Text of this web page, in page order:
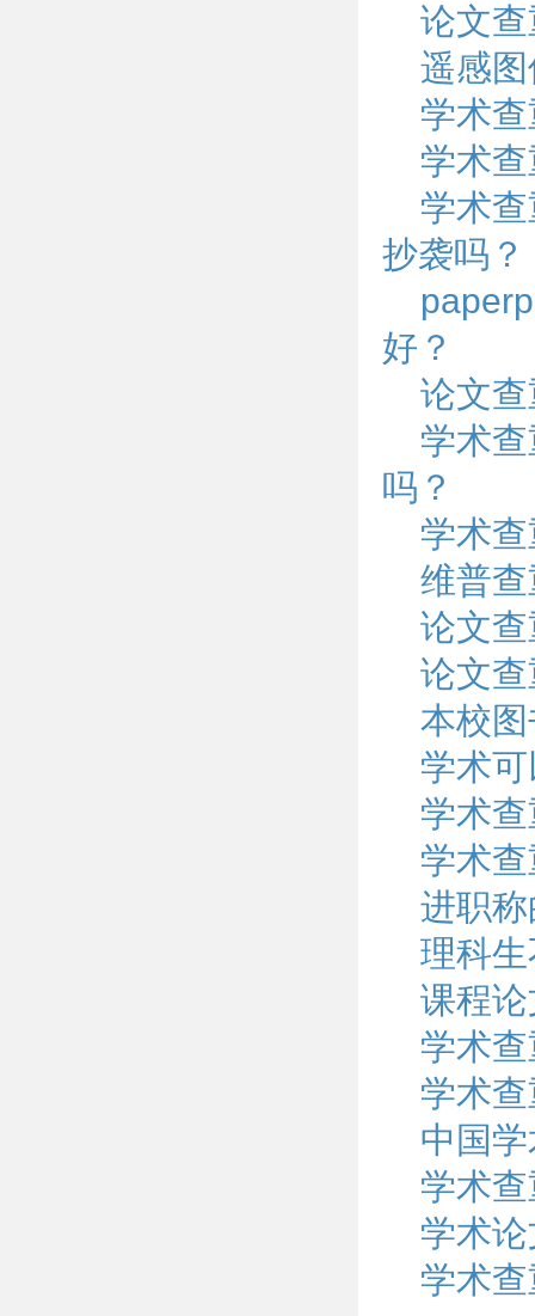
论文
遥感
学术
学术
学术
抄袭吗？
好？
论文
学术
吗？
学术
维普
论文
论文
本校
学术
学术
学术
进职
理科
课程
学术
学术
中国
学术
学术
学术